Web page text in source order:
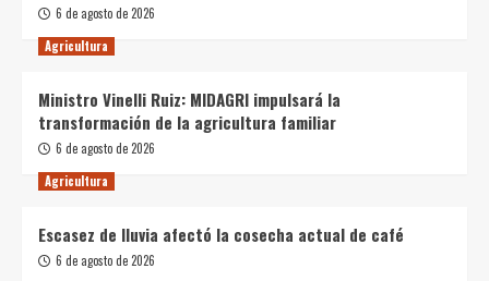
6 de agosto de 2026
Agricultura
Ministro Vinelli Ruiz: MIDAGRI impulsará la
transformación de la agricultura familiar
6 de agosto de 2026
Agricultura
Escasez de lluvia afectó la cosecha actual de café
6 de agosto de 2026